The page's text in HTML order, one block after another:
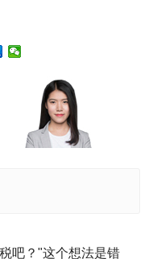
吧？"这个想法是错